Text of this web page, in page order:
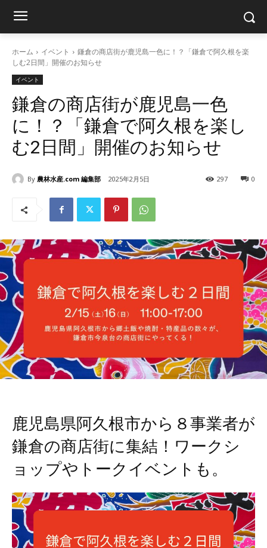
ホーム イベント
鎌倉の商店街が鹿児島一色に！？「鎌倉で阿久根を楽
しむ2日間」開催のお知らせ
イベント
鎌倉の商店街が鹿児島一色
に！？「鎌倉で阿久根を楽し
む2日間」開催のお知らせ
By 農林水産.com 編集部 2025年2月5日 0
297
鹿児島県阿久根市から８事業者が
鎌倉の商店街に集結！ワークシ
ョップやトークイベントも。